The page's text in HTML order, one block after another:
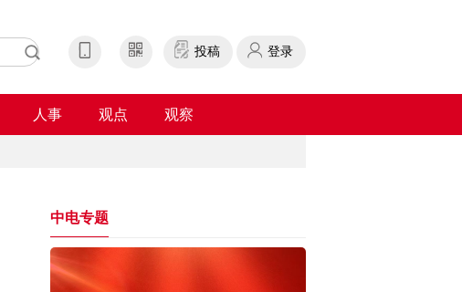
投稿 登录
人事 观点 观察
中电专题